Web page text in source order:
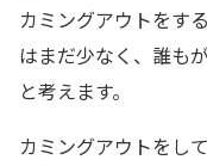
カミングアウトをす
はまだ少なく、誰も
と考えます。
カミングアウトをし